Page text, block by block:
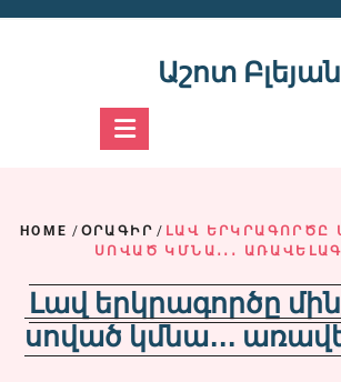
Աշոտ Բլեյան
HOME / ՕՐԱԳԻՐ / ԼԱՎ ԵՐԿՐԱԳՈՐԾԸ
ՈՎԱԾ ԿՄՆԱ․․․
Լավ երկրագործը
սոված կմնա․․․